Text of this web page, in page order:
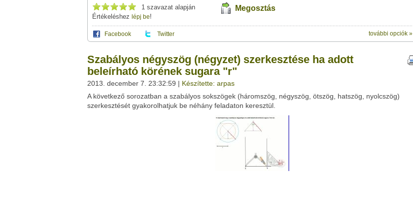
1 szavazat alapján
Értékeléshez lépj be!
Megosztás
Facebook Twitter további opciók »
megosztásához használhatod a saját leveleződet,vagy ezt a felületet:
Neved:
Címzett e-mail címe:
Google
Ez a videó nem még nem tartozik egy klubhoz sem.
Ha van egy kis időd,nézz szét meglévő klubjaink között
Szabályos négyszög (négyzet) szerkesztése ha adott
beleírható körének sugara "r"
2013. december 7. 23:32:59 | Készítette: arpas
A következő sorozatban a szabályos sokszögek (háromszög, négyszög, ötszög, hatszög, nyolcszög)
szerkesztését gyakorolhatjuk be néhány feladaton keresztül.